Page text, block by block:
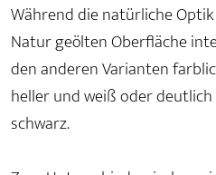
Während die natürliche
Natur geölten Oberfläche
den anderen Varianten
heller und weiß oder
schwarz.